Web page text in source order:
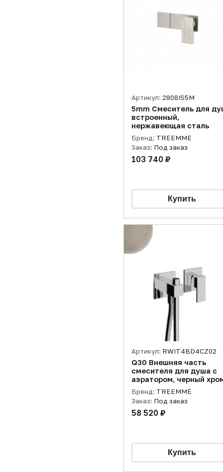
Артикул: 2808IS5M
5mm Смеситель для
встроенный,
нержавеющая сталь
Бренд: TREEMME
Заказ: Под заказ
103 740 ₽
Артикул: RWIT4BD4CZ02
Q30 Внешняя часть
смесителя для душа с
аэратором, черный
состаренный
Бренд: TREEMME
Заказ: Под заказ
58 520 ₽